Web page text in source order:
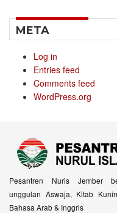
META
Log in
Entries feed
Comments feed
WordPress.org
Pesantren Nuris Jember
unggulan Aswaja, Kitab
Bahasa Arab & Inggris